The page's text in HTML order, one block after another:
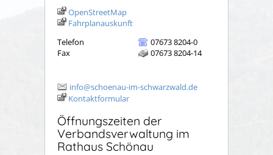
OpenStreetMap
Fahrplanauskunft
Telefon
07673 8204-0
Fax
07673 8204-14
info@schoenau-im-schwarzwald.de
Kontaktformular
Öffnungszeiten der
Verbandsverwaltung im
Rathaus Schönau